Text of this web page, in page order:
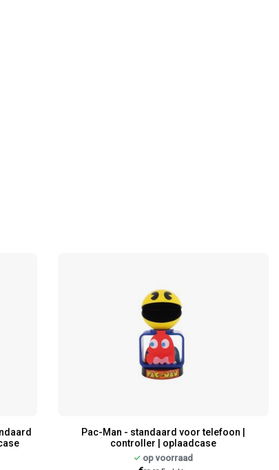
Pac-Man - standaard voor telefoon |
controller | oplaadcase
op voorraad